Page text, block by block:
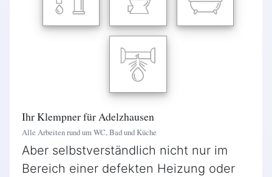
Ihr Klempner für Adelzhausen
Alle Arbeiten rund um WC, Bad und Küche
Aber selbstverständlich nicht nur im
Bereich einer defekten Heizung oder